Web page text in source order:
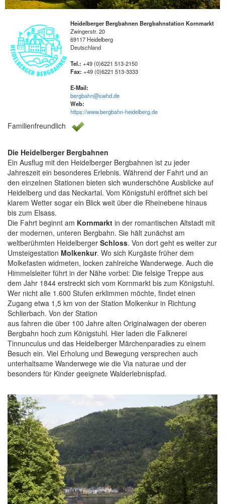
Heidelberger Bergbahnen Bergbahnstation Kornmarkt
Zwingerstr. 20
69117 Heidelberg
Deutschland
Tel.:+49 (0)6221 513-2150
Fax:+49 (0)6221 513-3333
E-Mail:
bergbahn@swhd.de
Web:
https://www.bergbahn-heidelberg.de
Familienfreundlich
Die Heidelberger Bergbahnen
Ein Ausflug mit den Heidelberger Bergbahnen ist zu jeder
Jahreszeit ein besonderes Erlebnis. Während der Fahrt und an
den einzelnen Stationen bieten sich wunderschöne Ausblicke auf
Heidelberg und das Neckartal. Vom Königstuhl eröffnet sich bei
klarem Wetter sogar ein Blick weit über die Rheinebene hinaus
bis zum Elsass.
Die Fahrt beginnt am Kornmarkt in der romantischen Altstadt mit
der modernen, unteren Bergbahn. Sie hält zunächst am
weltberühmten Heidelberger Schloss. Von dort geht es weiter zur
Umsteigestation Molkenkur. Wo sich Kurgäste früher dem
Molkefasten widmeten, locken zahlreiche Wanderwege. Auch die
Himmelsleiter führt in der Nähe vorbei: Die felsige Treppe aus
dem Jahr 1844 erstreckt sich vom Kornmarkt bis zum Königstuhl.
Wer nicht alle 1.600 Stufen erklimmen möchte, findet einen
Zugang etwa 1,5 km von der Station Molkenkur in Richtung
Schlierbach. Von der Station
aus fahren die über 100 Jahre alten Originalwagen der oberen
Bergbahn hoch zum Königstuhl. Hier laden die Falknerei
Tinnunculus und das Heidelberger Märchenparadies zu einem
Besuch ein. Viel Erholung und Bewegung versprechen auch
unterhaltsame Wanderwege wie die Via naturae und der
besonders für Kinder geeignete Walderlebnispfad.